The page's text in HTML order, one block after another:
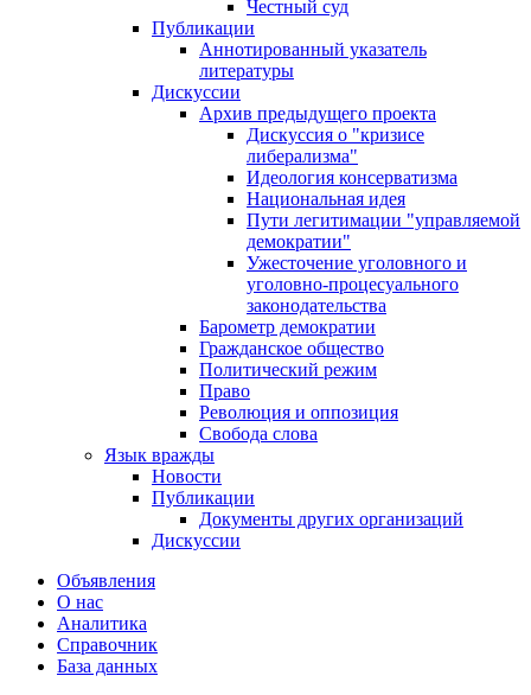
Честный суд
Публикации
Аннотированный указатель
литературы
Дискуссии
Архив предыдущего проекта
Дискуссия о "кризисе
либерализма"
Идеология консерватизма
Национальная идея
Пути легитимации "управляемой
демократии"
Ужесточение уголовного и
уголовно-процесуального
законодательства
Барометр демократии
Гражданское общество
Политический режим
Право
Революция и оппозиция
Свобода слова
Язык вражды
Новости
Публикации
Документы других организаций
Дискуссии
Объявления
О нас
Аналитика
Справочник
База данных